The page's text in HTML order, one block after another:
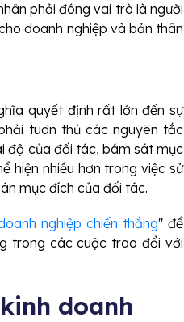
phải đóng vai trò là người
doanh nghiệp và bản thân
quyết định rất lớn đến sự
tuân thủ các nguyên tắc
độ của đối tác, bám sát mục
hiện nhiều hơn trong việc sử
mục đích của đối tác.
nghiệp chiến thắng" để
trong các cuộc trao đổi với
doanh